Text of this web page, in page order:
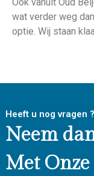
wat verder weg
optie. Wij staan
Heeft u nog vragen ?
Neem
Met